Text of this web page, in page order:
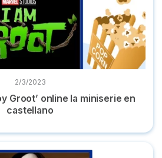
2/3/2023
Groot’ online la miniserie en
castellano
5' (2022) online en castellano